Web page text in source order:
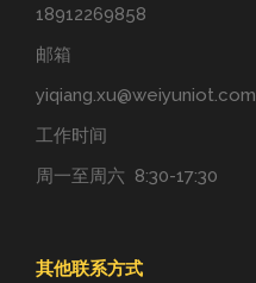
18912269858
邮箱
yiqiang.xu@weiyuniot.com
工作时间
周一至周六 8:30-17:30
其他联系方式